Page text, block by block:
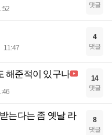
댓글
11:47
4
댓글
해준적이 있구나 14
댓글
는다는 좀 옛날 라
8
댓글